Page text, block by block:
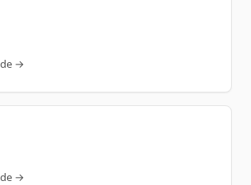
→
→